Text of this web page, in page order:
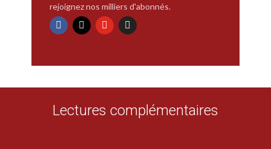
rejoignez nos milliers d'abonnés.
Lectures complémentaires